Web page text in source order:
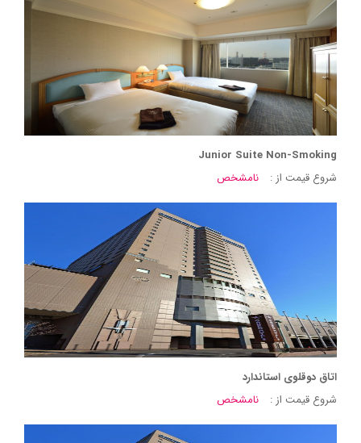
Junior Suite Non-Smoking
شروع قیمت از :
نامشخص
اتاق دوقلوی استاندارد
شروع قیمت از :
نامشخص